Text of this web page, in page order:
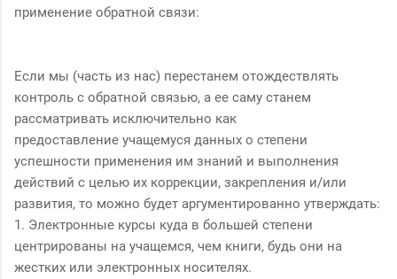
применение обратной связи:
Если мы (часть из нас) перестанем отождествлять
контроль с обратной связью, а ее саму станем
рассматривать исключительно как
предоставление учащемуся данных о степени
успешности применения им знаний и выполнения
действий с целью их коррекции, закрепления и/или
развития, то можно будет аргументированно утверждать:
1. Электронные курсы куда в большей степени
центрированы на учащемся, чем книги, будь они на
жестких или электронных носителях.